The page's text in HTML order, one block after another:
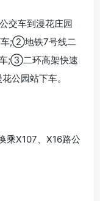
车到漫花庄园
车;②地铁7号线二
;③二环高架快速
公园站下车。
X107、X16路公